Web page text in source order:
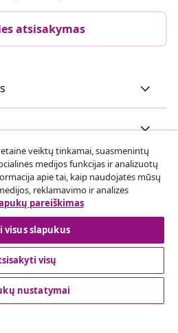
atsisakymas
veiktų tinkamai, suasmenintų
medijos funkcijas ir analizuotų
apie tai, kaip naudojatės mūsų
reklamavimo ir analizės
pareiškimas
visus slapukus
visų
nustatymai